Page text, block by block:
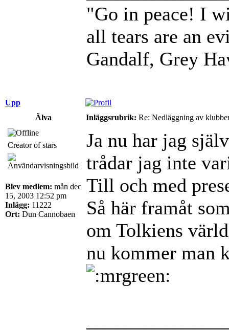
"Go in peace! I
all tears are an
Gandalf, Grey
Upp
Älva
Inläggsrubrik: Re: Nedläggning av
Creator of stars
Blev medlem: mån dec
15, 2003 12:52 pm
Inlägg: 11222
Ort: Dun Cannobaen
Ja nu har jag
trådar jag inte
Till och med
Så här framåt
om Tolkiens
nu kommer man